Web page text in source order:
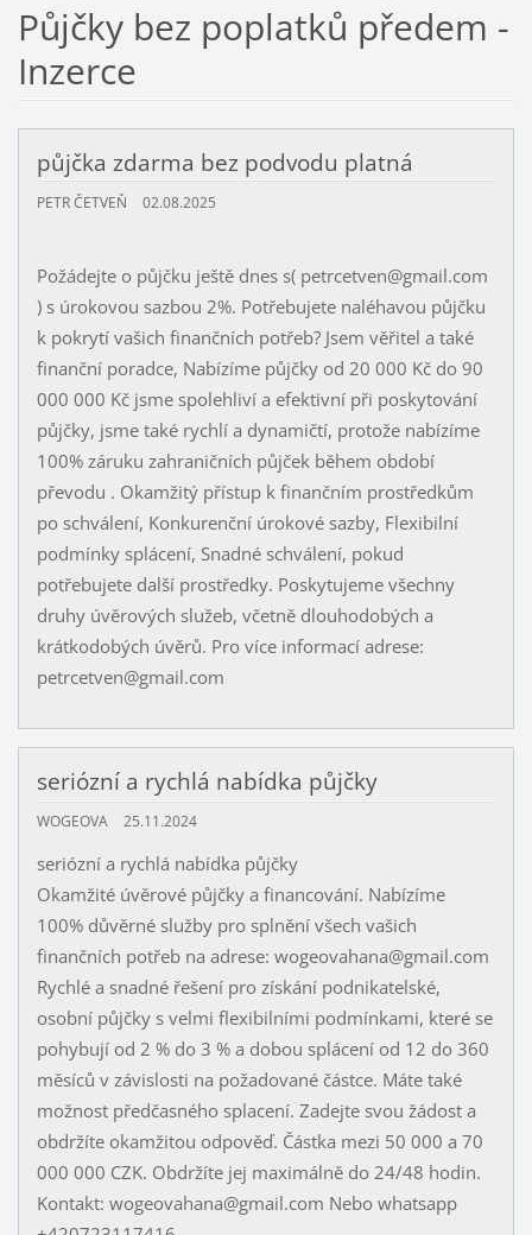
Půjčky bez poplatků předem -
Inzerce
půjčka zdarma bez podvodu platná
PETR ČETVEŇ 02.08.2025
Požádejte o půjčku ještě dnes s( petrcetven@gmail.com
) s úrokovou sazbou 2%. Potřebujete naléhavou půjčku
k pokrytí vašich finančních potřeb? Jsem věřitel a také
finanční poradce, Nabízíme půjčky od 20 000 Kč do 90
000 000 Kč jsme spolehliví a efektivní při poskytování
půjčky, jsme také rychlí a dynamičtí, protože nabízíme
100% záruku zahraničních půjček během období
převodu . Okamžitý přístup k finančním prostředkům
po schválení, Konkurenční úrokové sazby, Flexibilní
podmínky splácení, Snadné schválení, pokud
potřebujete další prostředky. Poskytujeme všechny
druhy úvěrových služeb, včetně dlouhodobých a
krátkodobých úvěrů. Pro více informací adrese:
petrcetven@gmail.com
seriózní a rychlá nabídka půjčky
WOGEOVA 25.11.2024
seriózní a rychlá nabídka půjčky
Okamžité úvěrové půjčky a financování. Nabízíme
100% důvěrné služby pro splnění všech vašich
finančních potřeb na adrese: wogeovahana@gmail.com
Rychlé a snadné řešení pro získání podnikatelské,
osobní půjčky s velmi flexibilními podmínkami, které se
pohybují od 2 % do 3 % a dobou splácení od 12 do 360
měsíců v závislosti na požadované částce. Máte také
možnost předčasného splacení. Zadejte svou žádost a
obdržíte okamžitou odpověď. Částka mezi 50 000 a 70
000 000 CZK. Obdržíte jej maximálně do 24/48 hodin.
Kontakt: wogeovahana@gmail.com Nebo whatsapp